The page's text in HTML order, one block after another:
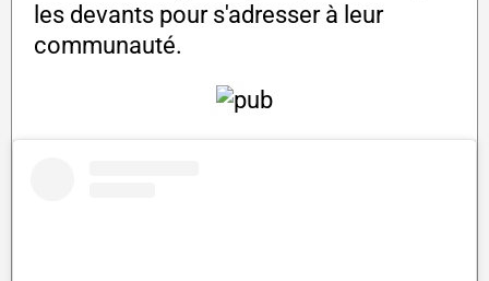
les devants pour s'adresser à leur
communauté.